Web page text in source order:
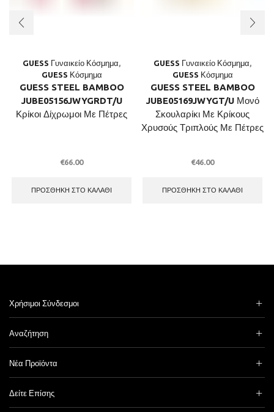
GUESS Γυναικείο Κόσμημα,
GUESS Κόσμημα
GUESS STEEL BAMBOO
JUBE05156JWYGRDT/U
Κρίκοι Δίχρωμοι Με Πέτρες
€66.00
ΠΡΟΣΘΉΚΗ ΣΤΟ ΚΑΛΆΘΙ
GUESS Γυναικείο Κόσμημα,
GUESS Κόσμημα
GUESS STEEL BAMBOO
JUBE05169JWYGT/U Μονό
Σκουλαρίκι Με Κρίκους
Χρυσούς Τριπλούς Με Πέτρες
€46.00
ΠΡΟΣΘΉΚΗ ΣΤΟ ΚΑΛΆΘΙ
Χρήσιμοι Σύνδεσμοι
Αναζήτηση
Νέα Προϊόντα
Δείτε Επίσης